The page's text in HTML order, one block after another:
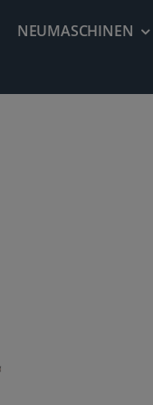
NEUMASCHINEN